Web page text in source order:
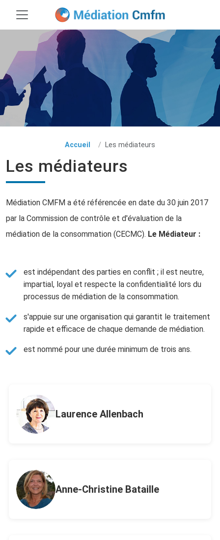
Accueil Les médiateurs
Les médiateurs
Médiation CMFM a été référencée en date du 30 juin 2017
par la Commission de contrôle et d'évaluation de la
médiation de la consommation (CECMC). Le Médiateur :
est indépendant des parties en conflit ; il est neutre,
impartial, loyal et respecte la confidentialité lors du
processus de médiation de la consommation.
s'appuie sur une organisation qui garantit le traitement
rapide et efficace de chaque demande de médiation.
est nommé pour une durée minimum de trois ans.
Laurence Allenbach
Anne-Christine Bataille